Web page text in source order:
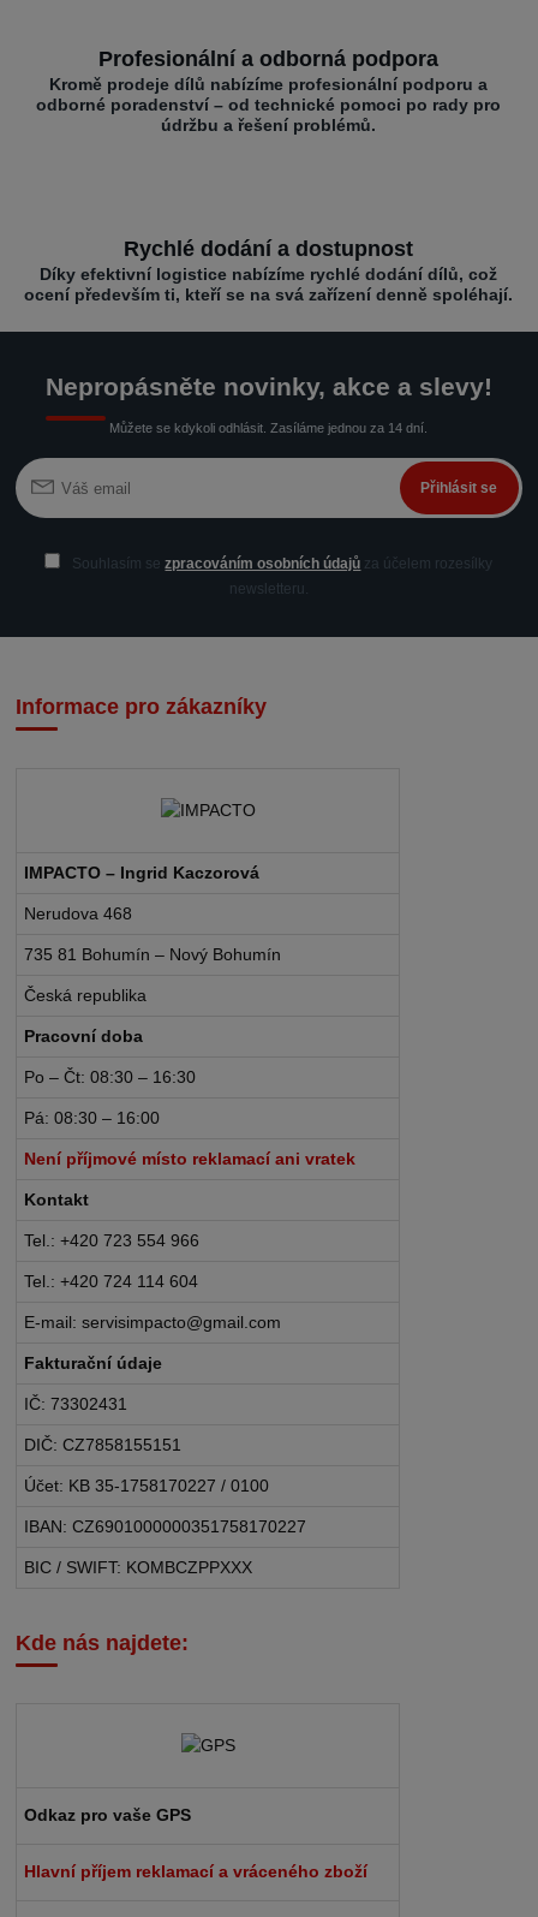
Profesionální a odborná podpora
Kromě prodeje dílů nabízíme profesionální podporu a
odborné poradenství – od technické pomoci po rady pro
údržbu a řešení problémů.
Rychlé dodání a dostupnost
Díky efektivní logistice nabízíme rychlé dodání dílů, což
ocení především ti, kteří se na svá zařízení denně spoléhají.
Nepropásněte novinky, akce a slevy!
Můžete se kdykoli odhlásit. Zasíláme jednou za 14 dní.
Přihlásit se
Souhlasím sezpracováním osobních údajů za účelem rozesílky
newsletteru.
Informace pro zákazníky
IMPACTO – Ingrid Kaczorová
Nerudova 468
735 81 Bohumín – Nový Bohumín
Česká republika
Pracovní doba
Po – Čt: 08:30 – 16:30
Pá: 08:30 – 16:00
Není příjmové místo reklamací ani vratek
Kontakt
Tel.: +420 723 554 966
Tel.: +420 724 114 604
E-mail: servisimpacto@gmail.com
Fakturační údaje
IČ: 73302431
DIČ: CZ7858155151
Účet: KB 35-1758170227 / 0100
IBAN: CZ6901000000351758170227
BIC / SWIFT: KOMBCZPPXXX
Kde nás najdete:
Odkaz pro vaše GPS
Hlavní příjem reklamací a vráceného zboží